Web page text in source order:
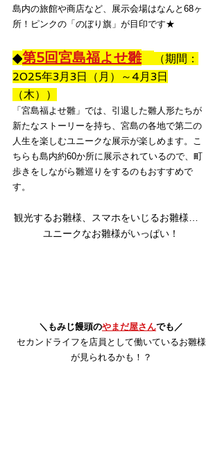
島内の旅館や商店など、展示会場はなんと68ヶ
所！ピンクの「のぼり旗」が目印です★
◆第5回宮島福よせ雛
（期間：
2025年3月3日（月）～4月3日
（木））
「宮島福よせ雛」では、引退した雛人形たちが
新たなストーリーを持ち、宮島の各地で第二の
人生を楽しむユニークな展示が楽しめます。こ
ちらも島内約60か所に展示されているので、町
歩きをしながら雛巡りをするのもおすすめで
す。
観光するお雛様、スマホをいじるお雛様…
ユニークなお雛様がいっぱい！
＼もみじ饅頭のやまだ屋さんでも／
セカンドライフを店員として働いているお雛様
が見られるかも！？